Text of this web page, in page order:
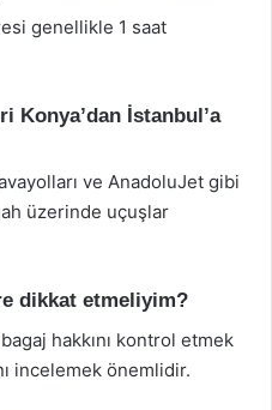
genellikle 1 saat
Konya’dan İstanbul’a
ve AnadoluJet gibi
üzerinde uçuşlar
dikkat etmeliyim?
hakkını kontrol etmek
incelemek önemlidir.